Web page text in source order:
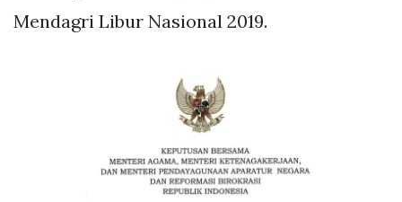
Mendagri Libur Nasional 2019.